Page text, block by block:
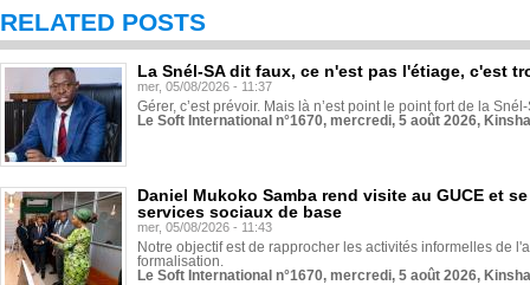
RELATED POSTS
La Snél-SA dit faux, ce n'est pas l'étiage, c'est
mer, 05/08/2026 - 11:37
Gérer, c’est prévoir. Mais là n’est point le point fort de la
Le Soft International n°1670, mercredi, 5 août 2026,
Daniel Mukoko Samba rend visite au GUCE et
services sociaux de base
mer, 05/08/2026 - 11:43
Notre objectif est de rapprocher les activités informelles de
formalisation.
Le Soft International n°1670, mercredi, 5 août 2026,